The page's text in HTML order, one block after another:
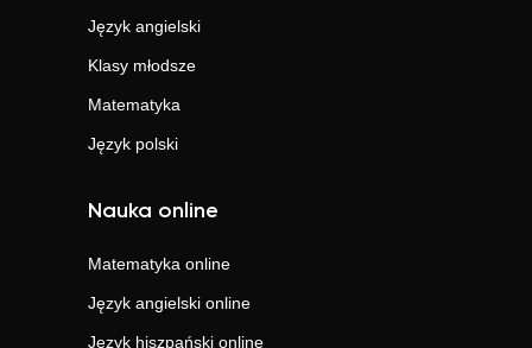
Język angielski
Klasy młodsze
Matematyka
Język polski
Nauka online
Matematyka online
Język angielski online
Język hiszpański online